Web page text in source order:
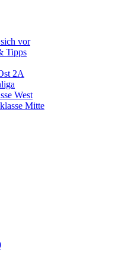
vor
Tipps
2A
West
Mitte